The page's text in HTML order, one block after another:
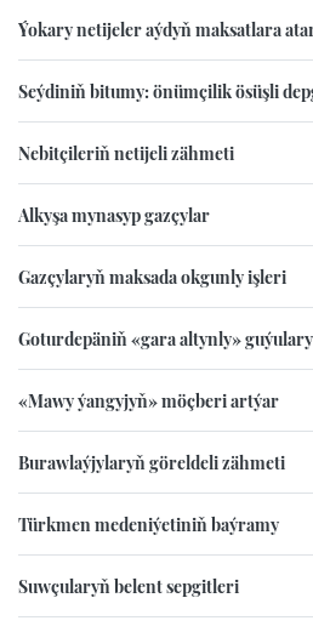
Ýokary netijeler aýdyň maksatlara
Seýdiniň bitumy: önümçilik ösüşli
Nebitçileriň netijeli zähmeti
Alkyşa mynasyp gazçylar
Gazçylaryň maksada okgunly işleri
Goturdepäniň «gara altynly» guýulary
«Mawy ýangyjyň» möçberi artýar
Burawlaýjylaryň göreldeli zähmeti
Türkmen medeniýetiniň baýramy
Suwçularyň belent sepgitleri